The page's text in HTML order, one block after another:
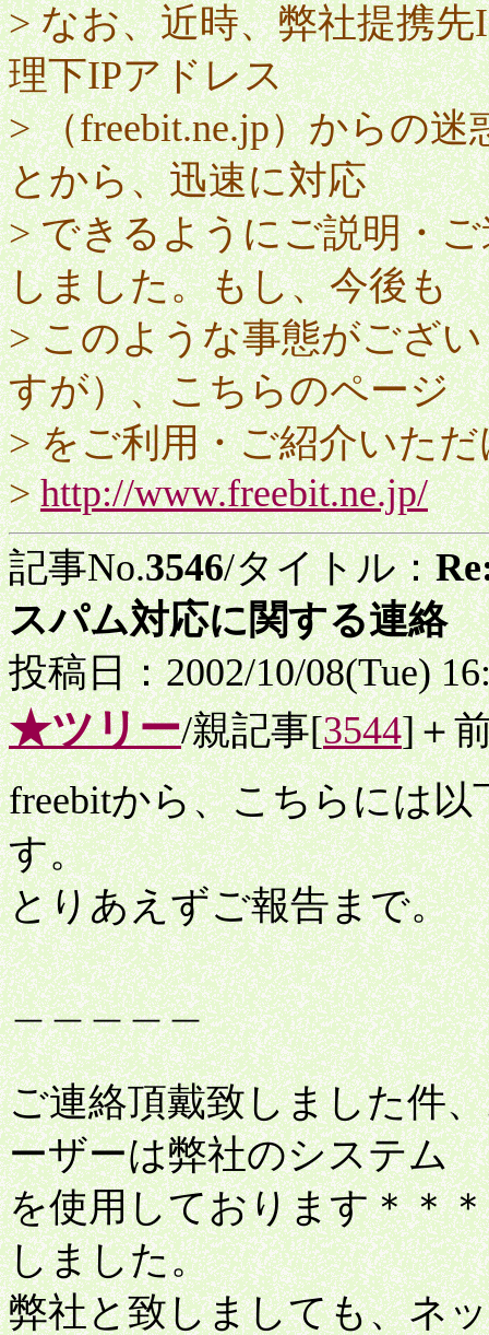
> なお、近時、弊社提携
理下IPアドレス
> （freebit.ne.jp）からの
とから、迅速に対応
> できるようにご説明・
しました。もし、今後も
> このような事態がござ
すが）、こちらのページ
> をご利用・ご紹介いた
>http://www.freebit.ne.jp/
記事No.3546/タイトル：
スパム対応に関する連絡
投稿日：2002/10/08(Tue)
★ツリー/親記事[3544]＋
freebitから、こちらには
す。
とりあえずご報告まで。
＿＿＿＿＿
ご連絡頂戴致しました件
ーザーは弊社のシステム
を使用しております＊＊
しました。
弊社と致しましても、ネ